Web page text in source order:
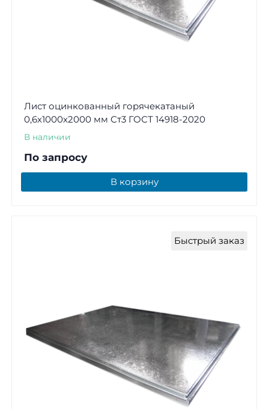
Лист оцинкованный горячекатаный
0,6х1000х2000 мм Ст3 ГОСТ 14918-2020
В наличии
По запросу
В корзину
Быстрый заказ